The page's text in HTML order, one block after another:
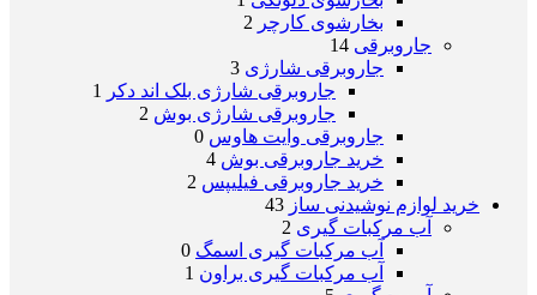
بخارشوی کارچر 2
جاروبرقی 14
جاروبرقی شارژی 3
جاروبرقی شارژی بلک اند دکر
1
جاروبرقی شارژی بوش 2
جاروبرقی وایت هاوس 0
خرید جاروبرقی بوش 4
خرید جاروبرقی فیلیپس 2
خرید لوازم نوشیدنی ساز 43
آب مرکبات گیری 2
آب مرکبات گیری اسمگ 0
آب مرکبات گیری براون 1